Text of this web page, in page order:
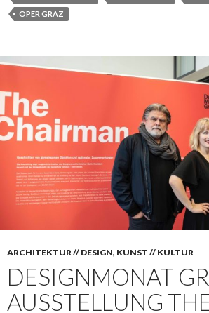
OPER GRAZ
ARCHITEKTUR // DESIGN, KUNST // KULTUR
DESIGNMONAT
AUSSTELLUNG